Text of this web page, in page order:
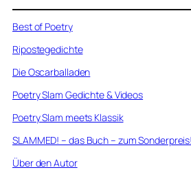
Best of Poetry
Ripostegedichte
Die Oscarballaden
Poetry Slam Gedichte & Videos
Poetry Slam meets Klassik
SLAMMED! – das Buch – zum Sonderpreis!
Über den Autor